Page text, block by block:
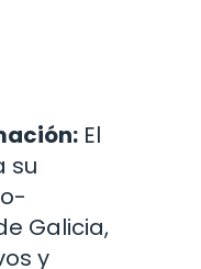
El
su
Galicia,
y